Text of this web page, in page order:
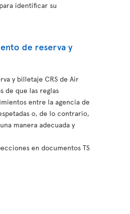
identificar su
de reserva y
y billetaje CRS de Air
de que las reglas
entre la agencia de
o, de lo contrario,
manera adecuada y
en documentos TS